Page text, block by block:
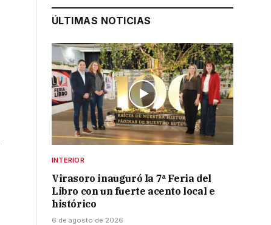
ÚLTIMAS NOTICIAS
INTERIOR
Virasoro inauguró la 7ª Feria del
Libro con un fuerte acento local e
histórico
6 de agosto de 2026